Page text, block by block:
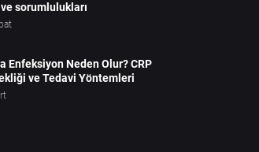
sorumlulukları
Enfeksiyon Neden Olur? CRP
ve Tedavi Yöntemleri